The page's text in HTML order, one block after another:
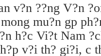
v?n ??ng V?n
mu?n gp
h?c Vi?t Nam
v?i th? gi?i, c